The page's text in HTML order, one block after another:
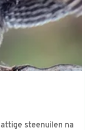
steenuilen na